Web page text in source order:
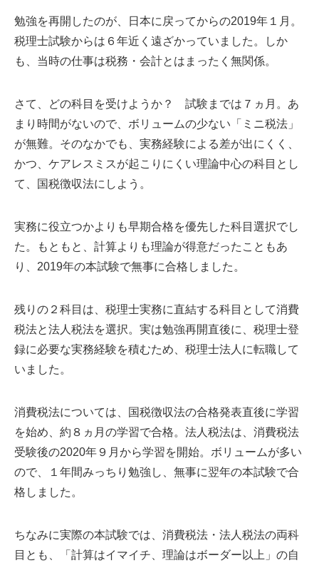
勉強を再開したのが、日本に戻ってからの2019年１月。
税理士試験からは６年近く遠ざかっていました。しか
も、当時の仕事は税務・会計とはまったく無関係。
さて、どの科目を受けようか？ 試験までは７ヵ月。あ
まり時間がないので、ボリュームの少ない「ミニ税法」
が無難。そのなかでも、実務経験による差が出にくく、
かつ、ケアレスミスが起こりにくい理論中心の科目とし
て、国税徴収法にしよう。
実務に役立つかよりも早期合格を優先した科目選択でし
た。もともと、計算よりも理論が得意だったこともあ
り、2019年の本試験で無事に合格しました。
残りの２科目は、税理士実務に直結する科目として消費
税法と法人税法を選択。実は勉強再開直後に、税理士登
録に必要な実務経験を積むため、税理士法人に転職して
いました。
消費税法については、国税徴収法の合格発表直後に学習
を始め、約８ヵ月の学習で合格。法人税法は、消費税法
受験後の2020年９月から学習を開始。ボリュームが多い
ので、１年間みっちり勉強し、無事に翌年の本試験で合
格しました。
ちなみに実際の本試験では、消費税法・法人税法の両科
目とも、「計算はイマイチ、理論はボーダー以上」の自